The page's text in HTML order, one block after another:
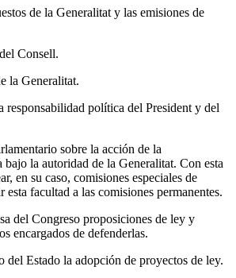
de la Generalitat y las emisiones de
Consell.
la Generalitat.
responsabilidad política del President y del
sobre la acción de la
la autoridad de la Generalitat. Con esta
en su caso, comisiones especiales de
facultad a las comisiones permanentes.
del Congreso proposiciones de ley y
encargados de defenderlas.
del Estado la adopción de proyectos de ley.